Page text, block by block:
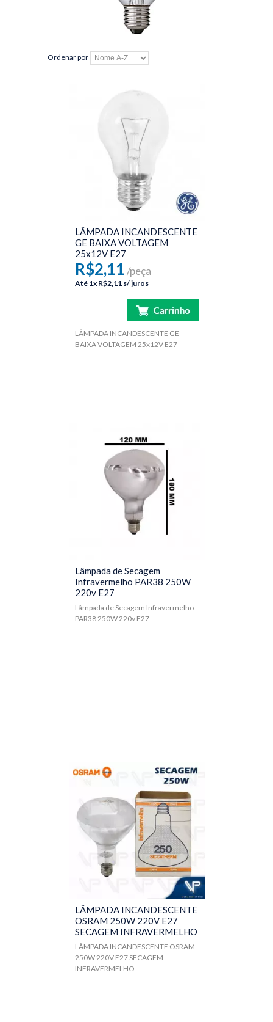
Ordenar por
LÂMPADA INCANDESCENTE
GE BAIXA VOLTAGEM
25x12V E27
R$2,11 /peça
Até 1x R$2,11s/ juros
LÂMPADA INCANDESCENTE GE
BAIXA VOLTAGEM 25x12V E27
Lâmpada de Secagem
Infravermelho PAR38 250W
220v E27
Lâmpada de Secagem Infravermelho
PAR38 250W 220v E27
LÂMPADA INCANDESCENTE
OSRAM 250W 220V E27
SECAGEM INFRAVERMELHO
LÂMPADA INCANDESCENTE OSRAM
250W 220V E27 SECAGEM
INFRAVERMELHO